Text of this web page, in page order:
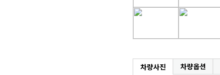
차량사진 차량옵션